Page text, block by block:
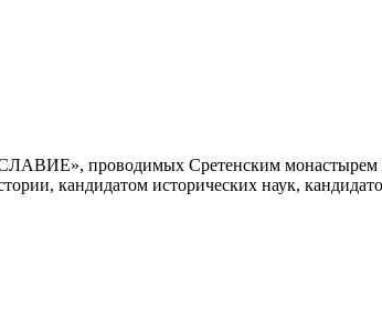
проводимых Сретенским монастырем
кандидатом исторических наук,